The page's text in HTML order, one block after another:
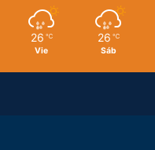
26 ℃
Vie
26 ℃
Sáb